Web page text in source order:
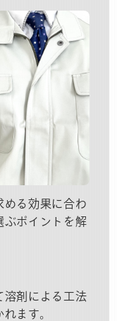
める効果に合わ
ぶポイントを解
溶剤による工法
ます。